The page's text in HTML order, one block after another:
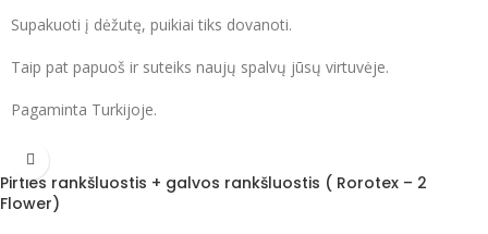
Supakuoti į dėžutę, puikiai tiks dovanoti.
Taip pat papuoš ir suteiks naujų spalvų jūsų virtuvėje.
Pagaminta Turkijoje.
Pirties rankšluostis + galvos rankšluostis ( Rorotex – 2
Flower)